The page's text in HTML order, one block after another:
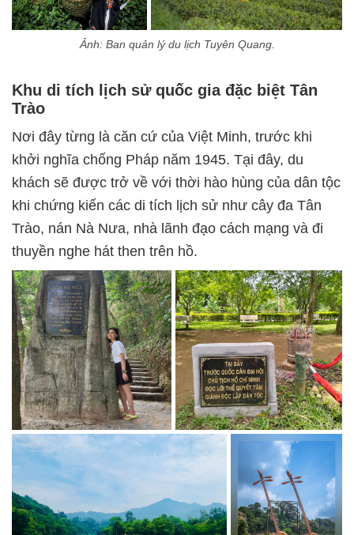
Ảnh: Ban quản lý du lịch Tuyên Quang.
Khu di tích lịch sử quốc gia đặc biệt Tân
Trào
Nơi đây từng là căn cứ của Việt Minh, trước khi
khởi nghĩa chống Pháp năm 1945. Tại đây, du
khách sẽ được trở về với thời hào hùng của dân tộc
khi chứng kiến các di tích lịch sử như cây đa Tân
Trào, nán Nà Nưa, nhà lãnh đạo cách mạng và đi
thuyền nghe hát then trên hồ.